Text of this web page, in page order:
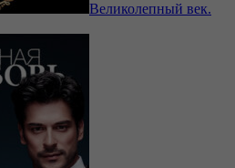
Великолепный век.